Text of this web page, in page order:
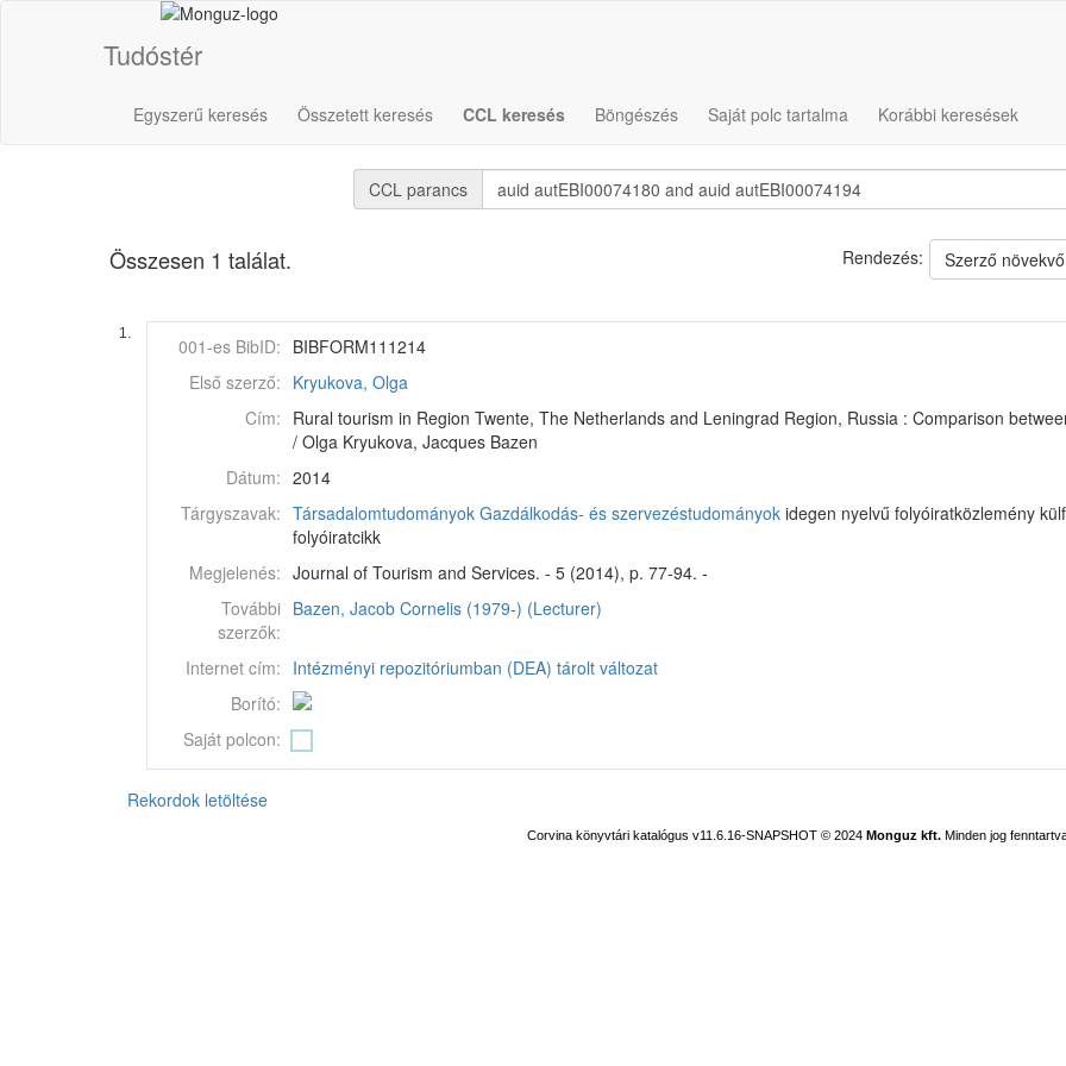
Tudóstér
Egyszerű keresés Összetett keresés CCL keresés Böngészés Saját polc tartalma Korábbi keresések
CCL parancs
Összesen 1 találat. Rendezés: Szerző növekvő
1.
001-es BibID: BIBFORM111214
Első szerző: Kryukova, Olga
Cím: Rural tourism in Region Twente, The Netherlands and Leningrad Region, Russia : Comparison
/ Olga Kryukova, Jacques Bazen
Dátum: 2014
Tárgyszavak: Társadalomtudományok Gazdálkodás- és szervezéstudományok idegen nyelvű folyóiratközlemény
folyóiratcikk
Megjelenés: Journal of Tourism and Services. - 5 (2014), p. 77-94. -
További
szerzők:
Bazen, Jacob Cornelis (1979-) (Lecturer)
Internet cím: Intézményi repozitóriumban (DEA) tárolt változat
Borító:
Saját polcon:
Rekordok letöltése
Corvina könyvtári katalógus v11.6.16-SNAPSHOT © 2024 Monguz kft. Minden jog